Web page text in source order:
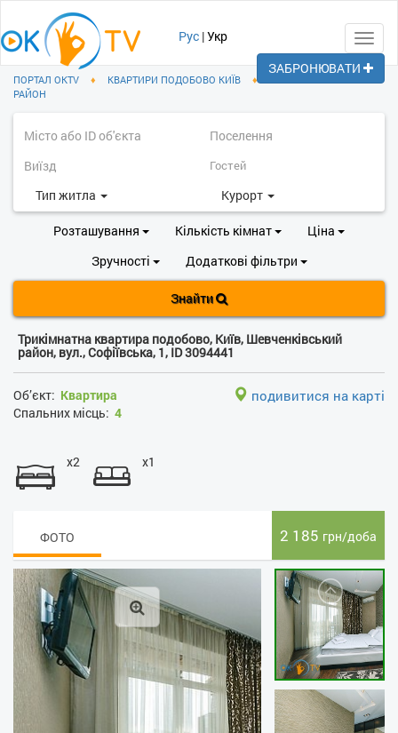
Рус |Укр
ПОРТАЛ OKTV ♦ КВАРТИРИ ПОДОБОВО КИЇВ ♦
РАЙОН
Тип житла Курорт
Розташування Кількість кімнат
Ціна
Зручності
Додаткові фільтри
Знайти
Трикімнатна квартира подобово, Київ, Шевченківський
район, вул., Софіївська, 1, ID 3094441
Об’єкт: Квартира
Спальних місць: 4
подивитися на карті
x2 x1
ФОТО 2 185 грн/доба
ЗАБРОНЮВАТИ